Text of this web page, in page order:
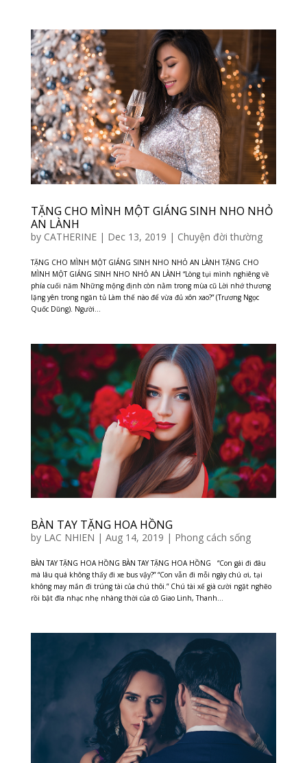
TẶNG CHO MÌNH MỘT GIÁNG SINH NHO NHỎ
AN LÀNH
by CATHERINE| Dec 13, 2019 | Chuyện đời thường
TẶNG CHO MÌNH MỘT GIÁNG SINH NHO NHỎ AN LÀNH TẶNG CHO
MÌNH MỘT GIÁNG SINH NHO NHỎ AN LÀNH “Lòng tụi mình nghiêng về
phía cuối năm Những mộng định còn nằm trong mùa cũ Lời nhớ thương
lặng yên trong ngăn tủ Làm thế nào để vừa đủ xôn xao?” (Trương Ngọc
Quốc Dũng). Người...
BÀN TAY TẶNG HOA HỒNG
by LAC NHIEN | Aug 14, 2019 | Phong cách sống
BÀN TAY TẶNG HOA HỒNG BÀN TAY TẶNG HOA HỒNG “Con gái đi đâu
mà lâu quá không thấy đi xe bus vậy?” “Con vẫn đi mỗi ngày chú ơi, tại
không may mắn đi trúng tài của chú thôi.” Chú tài xế già cười ngặt nghẽo
rồi bật đĩa nhạc nhẹ nhàng thời của cô Giao Linh, Thanh...